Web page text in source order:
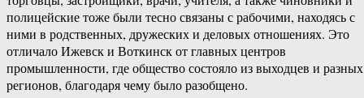
полицейские тоже были тесно связаны с рабочими, находясь с
ними в родственных, дружеских и деловых отношениях. Это
отличало Ижевск и Воткинск от главных центров
промышленности, где общество состояло из выходцев и разных
регионов, благодаря чему было разобщено.